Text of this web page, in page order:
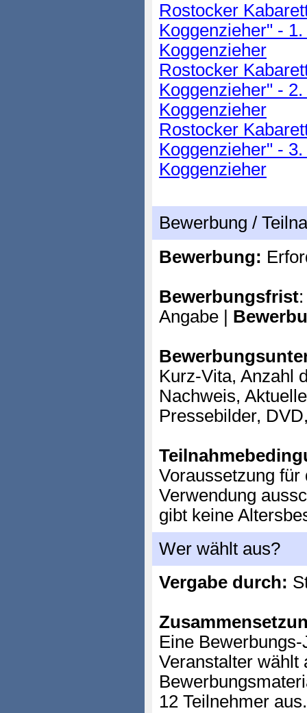
Rostocker
Koggenzieher" -
Koggenzieher
Rostocker
Koggenzieher" -
Koggenzieher
Rostocker
Koggenzieher" -
Koggenzieher
Bewerbung /
Bewerbung:
Bewerbungsfrist
Angabe |
Kurz-Vita, Anzahl
Nachweis,
Pressebilder,
Voraussetzung für
Verwendung
gibt keine
Wer wählt aus?
Vergabe durch:
Eine
Veranstalter wählt
12 Teilnehmer